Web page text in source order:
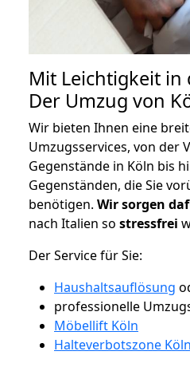
Mit Leichtigkeit in
Der Umzug von
Wir bieten Ihnen eine
Umzugsservices, von der
Gegenstände in Köln bis
Gegenständen, die Sie
benötigen. Wir sorgen
nach Italien so stressfrei
Der Service für Sie:
Haushaltsauflösung
professionelle
Möbellift Köln
Halteverbotszone Köln